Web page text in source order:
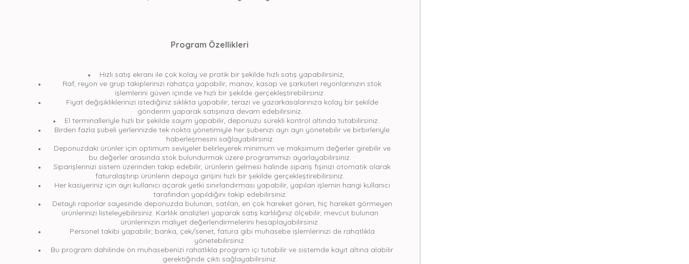
Program Özellikleri
Hızlı satış ekranı ile çok kolay ve pratik bir şekilde hızlı satış yapabilirsiniz,
Raf, reyon ve grup takiplerinizi rahatça yapabilir, manav, kasap ve şarküteri reyonlarınızın stok
işlemlerini güven içinde ve hızlı bir şekilde gerçekleştirebilirsiniz.
Fiyat değişikliklerinizi istediğiniz sıklıkta yapabilir, terazi ve yazarkasalarınıza kolay bir şekilde
gönderim yaparak satışınıza devam edebilirsiniz.
El terminalleriyle hızlı bir şekilde sayım yapabilir, deponuzu sürekli kontrol altında tutabilirsiniz.
Birden fazla şubeli yerlerinizde tek nokta yönetimiyle her şubenizi ayrı ayrı yönetebilir ve birbirleriyle
haberleşmesini sağlayabilirsiniz.
Deponuzdaki ürünler için optimum seviyeler belirleyerek minimum ve maksimum değerler girebilir ve
bu değerler arasında stok bulundurmak üzere programımızı ayarlayabilirsiniz.
Siparişlerinizi sistem üzerinden takip edebilir, ürünlerin gelmesi halinde sipariş fişinizi otomatik olarak
faturalaştırıp ürünlerin depoya girişini hızlı bir şekilde gerçekleştirebilirsiniz.
Her kasiyeriniz için ayrı kullanıcı açarak yetki sınırlandırması yapabilir, yapılan işlemin hangi kullanıcı
tarafından yapıldığını takip edebilirsiniz.
Detaylı raporlar sayesinde deponuzda bulunan, satılan, en çok hareket gören, hiç hareket görmeyen
ürünlerinizi listeleyebilirsiniz. Karlılık analizleri yaparak satış karlılığınız ölçebilir, mevcut bulunan
ürünlerinizin maliyet değerlendirmelerini hesaplayabilirsiniz.
Personel takibi yapabilir, banka, çek/senet, fatura gibi muhasebe işlemlerinizi de rahatlıkla
yönetebilirsiniz.
Bu program dahilinde ön muhasebenizi rahatlıkla program içi tutabilir ve sistemde kayıt altına alabilir
gerektiğinde çıktı sağlayabilirsiniz.